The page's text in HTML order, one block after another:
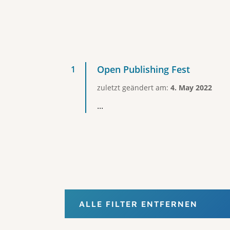
Open Publishing Fest
zuletzt geändert am: 4. May 2022
...
ALLE FILTER ENTFERNEN